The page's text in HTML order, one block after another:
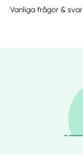
Vanliga frågor & svar